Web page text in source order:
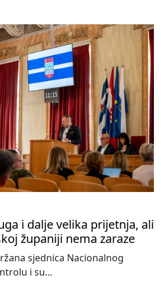
i dalje velika prijetnja, ali
županiji nema zaraze
sjednica Nacionalnog
i su...